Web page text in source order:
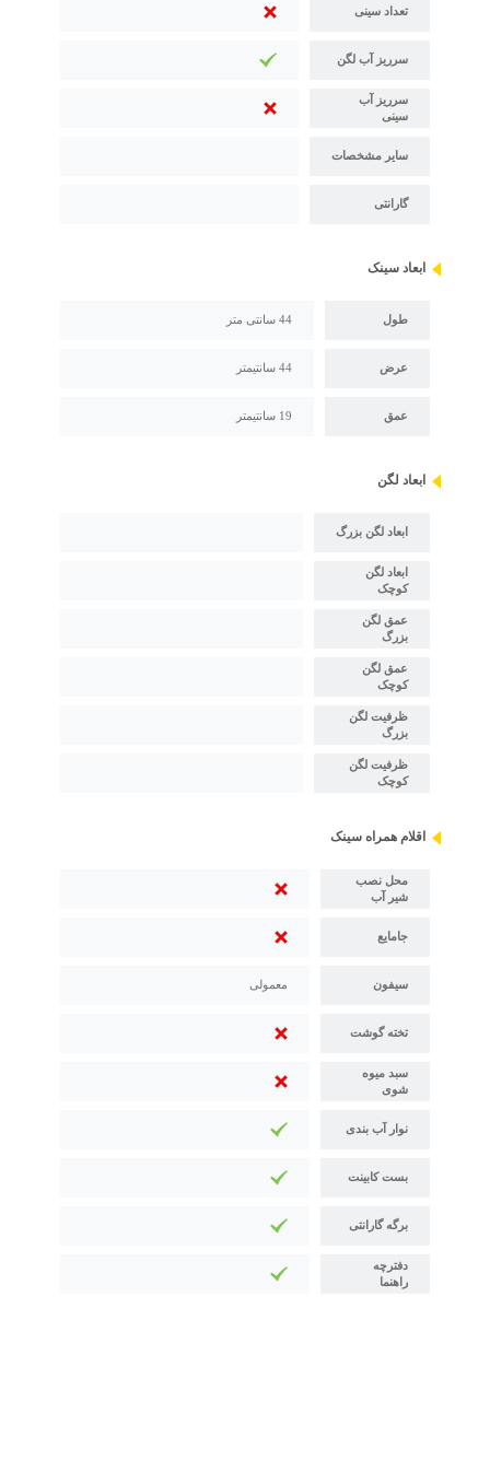
تعداد سینی
سرریز آب لگن
سرریز آب
سینی
سایر مشخصات
گارانتی
ابعاد سینک
طول 44 سانتی متر
عرض 44 سانتیمتر
عمق 19 سانتیمتر
ابعاد لگن
ابعاد لگن بزرگ
ابعاد لگن
کوچک
عمق لگن
بزرگ
عمق لگن
کوچک
ظرفیت لگن
بزرگ
ظرفیت لگن
کوچک
اقلام همراه سینک
محل نصب
شیر آب
جامایع
سیفون معمولی
تخته گوشت
سبد میوه
شوی
نوار آب بندی
بست کابینت
برگه گارانتی
دفترچه
راهنما